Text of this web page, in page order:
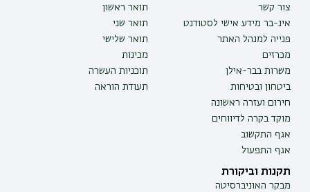
צור קשר
אינ-בר מידע אישי לסטודנט
פנייה למנהל האתר
מכרזים
משרות בבר-אילן
ביטחון ובטיחות
חירום ועזרה ראשונה
מוקד בקרה לדיווחים
אגף התקשוב
אגף התפעול
תואר ראשון
תואר שני
תואר שלישי
מכינות
תוכניות העשרה
תעודת הוראה
תקנות וביקורת
מבקר האוניברסיטה